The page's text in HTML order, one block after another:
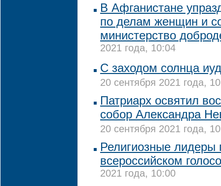
В Афганистане
по делам женщин и
министерство
2021 года, 10:04
С заходом солнца
20 сентября 2021 года,
Патриарх освятил
собор Александра
20 сентября 2021 года,
Религиозные лидеры
всероссийском
2021 года, 10:00